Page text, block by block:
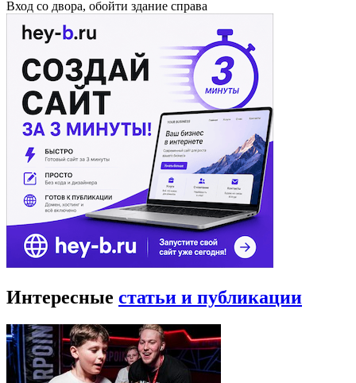
Вход со двора, обойти здание справа
Интересные статьи и публикации